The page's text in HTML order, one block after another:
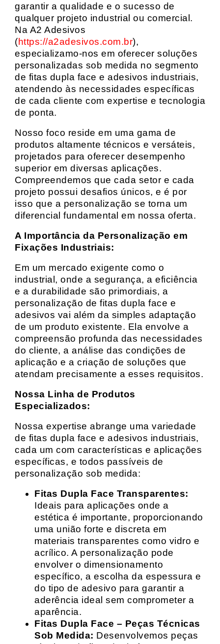
garantir a qualidade e o sucesso de
qualquer projeto industrial ou comercial.
Na A2 Adesivos
(https://a2adesivos.com.br),
especializamo-nos em oferecer soluções
personalizadas sob medida no segmento
de fitas dupla face e adesivos industriais,
atendendo às necessidades específicas
de cada cliente com expertise e tecnologia
de ponta.
Nosso foco reside em uma gama de
produtos altamente técnicos e versáteis,
projetados para oferecer desempenho
superior em diversas aplicações.
Compreendemos que cada setor e cada
projeto possui desafios únicos, e é por
isso que a personalização se torna um
diferencial fundamental em nossa oferta.
A Importância da Personalização em
Fixações Industriais:
Em um mercado exigente como o
industrial, onde a segurança, a eficiência
e a durabilidade são primordiais, a
personalização de fitas dupla face e
adesivos vai além da simples adaptação
de um produto existente. Ela envolve a
compreensão profunda das necessidades
do cliente, a análise das condições de
aplicação e a criação de soluções que
atendam precisamente a esses requisitos.
Nossa Linha de Produtos
Especializados:
Nossa expertise abrange uma variedade
de fitas dupla face e adesivos industriais,
cada um com características e aplicações
específicas, e todos passíveis de
personalização sob medida:
Fitas Dupla Face Transparentes:
Ideais para aplicações onde a
estética é importante, proporcionando
uma união forte e discreta em
materiais transparentes como vidro e
acrílico. A personalização pode
envolver o dimensionamento
específico, a escolha da espessura e
do tipo de adesivo para garantir a
aderência ideal sem comprometer a
aparência.
Fitas Dupla Face – Peças Técnicas
Sob Medida: Desenvolvemos peças